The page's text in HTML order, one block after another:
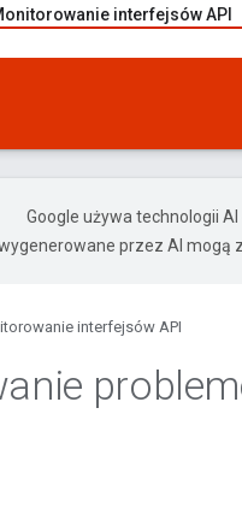
interfejsów API
Google używa technologii
przez AI mogą
interfejsów API